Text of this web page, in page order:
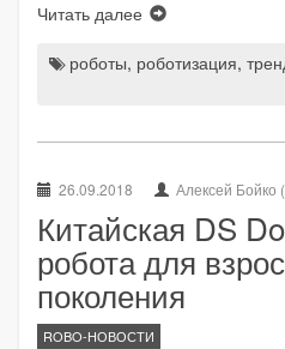
Читать далее
роботы, роботизация,
26.09.2018 Алексей Бойко
Китайская DS
робота для
поколения
ROBO-НОВОСТИ